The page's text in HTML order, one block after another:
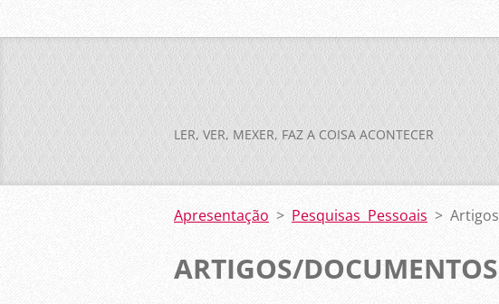
LER, VER, MEXER, FAZ A COISA ACONTECER
Apresentação > Pesquisas Pessoais > Artigos
ARTIGOS/DOCUMENTOS